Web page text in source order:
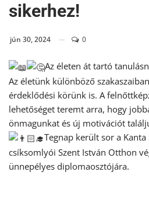
sikerhez!
jún 30, 2024 0
Az életen át tartó
Az életünk különböző
érdeklődési körünk is. A
lehetőséget teremt arra, hogy
önmagunkat és új motivációt
Tegnap került sor a
csíksomlyói Szent István Otthon
ünnepélyes diplomaosztójára.